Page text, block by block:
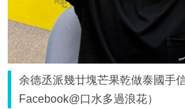
余德丞派幾廿塊芒果乾做泰國手
Facebook@口水多過浪花）